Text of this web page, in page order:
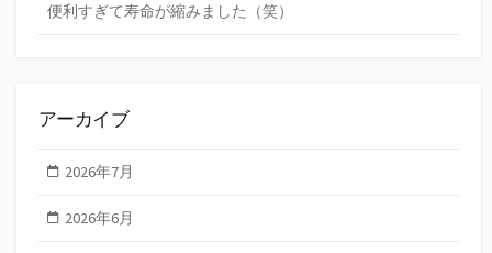
便利すぎて寿命が縮みました（笑）
アーカイブ
2026年7月
2026年6月